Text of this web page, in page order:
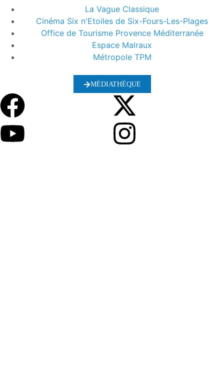
La Vague Classique
Cinéma Six n'Etoiles de Six-Fours-Les-Plages
Office de Tourisme Provence Méditerranée
Espace Malraux
Métropole TPM
MÉDIATHÈQUE